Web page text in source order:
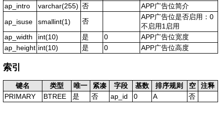
ap_intro
varchar(255) 否
APP广告位简介
ap_isuse
smallint(1) 否
APP广告位是否启用：0
不启用1启用
ap_width
int(10) 是 0
APP广告位宽度
ap_height int(10) 是 0 APP广告位高度
索引
键名 类型 唯一 紧凑 字段 基数 排序规则 空
注释
PRIMARY
BTREE 是 否 ap_id 0 A 否